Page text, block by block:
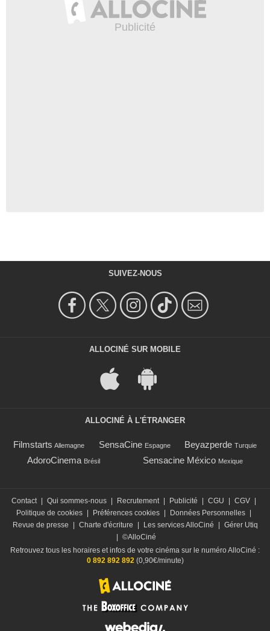
SUIVEZ-NOUS
ALLOCINÉ SUR MOBILE
ALLOCINÉ À L'ÉTRANGER
Filmstarts Allemagne SensaCine Espagne Beyazperde Turquie
AdoroCinema Brésil Sensacine México Mexique
Contact Qui sommes-nous Recrutement Publicité CGU CGV
Politique de cookies
Préférences cookies Données Personnelles
Revue de presse
Charte d'écriture Les services AlloCiné
Gérer Utiq
©AlloCiné
Retrouvez tous les horaires et infos de votre cinéma sur le numéro AlloCiné :
0 892 892 892(0,90€/minute)